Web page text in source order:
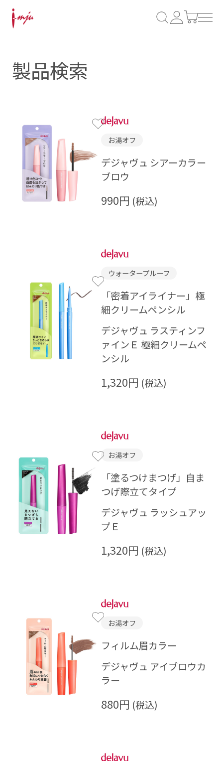
製品検索
お湯オフ
デジャヴュ シアーカラー
ブロウ
990円
ウォータープルーフ
「密着アイライナー」極
細クリームペンシル
デジャヴュ ラスティンフ
ァインＥ 極細クリームペ
ンシル
1,320円
お湯オフ
「塗るつけまつげ」自ま
つげ際立てタイプ
デジャヴュ ラッシュアッ
プＥ
1,320円
お湯オフ
フィルム眉カラー
デジャヴュ アイブロウカ
ラー
880円